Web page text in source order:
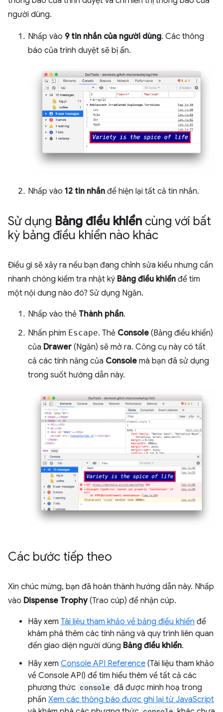
người dùng.
Nhấp vào 9 tin nhắn của người dùng. Các thông
báo của trình duyệt sẽ bị ẩn.
Nhấp vào 12 tin nhắn để hiện lại tất cả tin nhắn.
Sử dụng Bảng điều khiển cùng với bất
kỳ bảng điều khiển nào khác
Điều gì sẽ xảy ra nếu bạn đang chỉnh sửa kiểu nhưng cần
nhanh chóng kiểm tra nhật ký Bảng điều khiển để tìm
một nội dung nào đó? Sử dụng Ngăn.
Nhấp vào thẻ Thành phần.
Nhấn phím Escape. Thẻ Console (Bảng điều khiển)
của Drawer (Ngăn) sẽ mở ra. Công cụ này có tất
cả các tính năng của Console mà bạn đã sử dụng
trong suốt hướng dẫn này.
Các bước tiếp theo
Xin chúc mừng, bạn đã hoàn thành hướng dẫn này. Nhấp
vào Dispense Trophy(Trao cúp) để nhận cúp.
Hãy xem Tài liệu tham khảo về bảng điều khiển để
khám phá thêm các tính năng và quy trình liên quan
đến giao diện người dùng Bảng điều khiển.
Hãy xem Console API Reference (Tài liệu tham khảo
về Console API) để tìm hiểu thêm về tất cả các
phương thức console đã được minh hoạ trong
phần Xem các thông báo được ghi lại từ JavaScript